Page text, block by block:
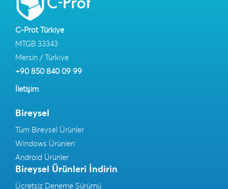
C-Prot Türkiye
MTGB 33343
Mersin / Türkiye
+90 850 840 09 99
İletişim
Bireysel
Tüm Bireysel Ürünler
Windows Ürünleri
Android Ürünler
Bireysel Ürünleri İndirin
Ücretsiz Deneme Sürümü